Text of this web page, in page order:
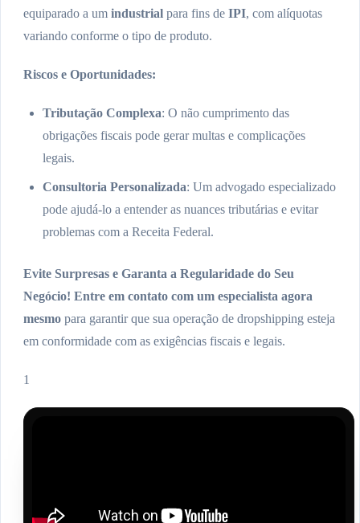
equiparado a um industrial para fins de IPI, com alíquotas
variando conforme o tipo de produto.
Riscos e Oportunidades:
Tributação Complexa: O não cumprimento das
obrigações fiscais pode gerar multas e complicações
legais.
Consultoria Personalizada: Um advogado especializado
pode ajudá-lo a entender as nuances tributárias e evitar
problemas com a Receita Federal.
Evite Surpresas e Garanta a Regularidade do Seu
Negócio! Entre em contato com um especialista agora
mesmo para garantir que sua operação de dropshipping esteja
em conformidade com as exigências fiscais e legais.
1